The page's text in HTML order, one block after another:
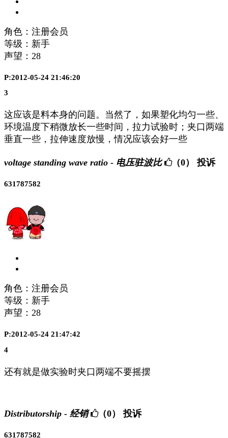
角色：注册会员
等级：新手
声望： 28
P:2012-05-24 21:46:20
3
这应该是料本身的问题。当然了，如果塑化均匀一些、
环境温度下稍微放长一些时间，拉力试验时；夹口两端
垂直一些，拉伸速度放慢，情况应该会好一些
voltage standing wave ratio - 电压驻波比 （0） 投诉
631787582
角色：注册会员
等级：新手
声望： 28
P:2012-05-24 21:47:42
4
还有就是做实验时夹口两端不要摇摆
Distributorship - 经销 （0） 投诉
631787582